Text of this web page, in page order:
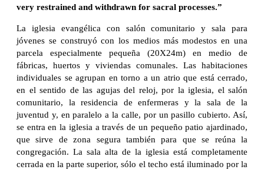
very restrained and withdrawn for sacral processes.”
La iglesia evangélica con salón comunitario y sala para
jóvenes se construyó con los medios más modestos en una
parcela especialmente pequeña (20X24m) en medio de
fábricas, huertos y viviendas comunales. Las habitaciones
individuales se agrupan en torno a un atrio que está cerrado,
en el sentido de las agujas del reloj, por la iglesia, el salón
comunitario, la residencia de enfermeras y la sala de la
juventud y, en paralelo a la calle, por un pasillo cubierto. Así,
se entra en la iglesia a través de un pequeño patio ajardinado,
que sirve de zona segura también para que se reúna la
congregación. La sala alta de la iglesia está completamente
cerrada en la parte superior, sólo el techo está iluminado por la